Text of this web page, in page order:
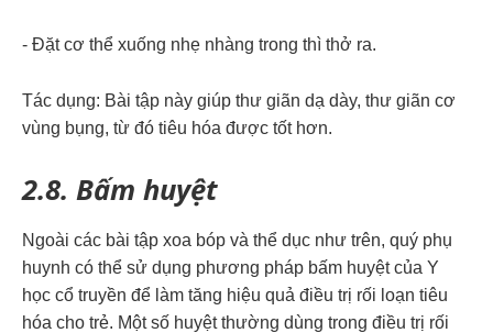
- Đặt cơ thể xuống nhẹ nhàng trong thì thở ra.
Tác dụng: Bài tập này giúp thư giãn dạ dày, thư giãn cơ
vùng bụng, từ đó tiêu hóa được tốt hơn.
2.8. Bấm huyệt
Ngoài các bài tập xoa bóp và thể dục như trên, quý phụ
huynh có thể sử dụng phương pháp bấm huyệt của Y
học cổ truyền để làm tăng hiệu quả điều trị rối loạn tiêu
hóa cho trẻ. Một số huyệt thường dùng trong điều trị rối